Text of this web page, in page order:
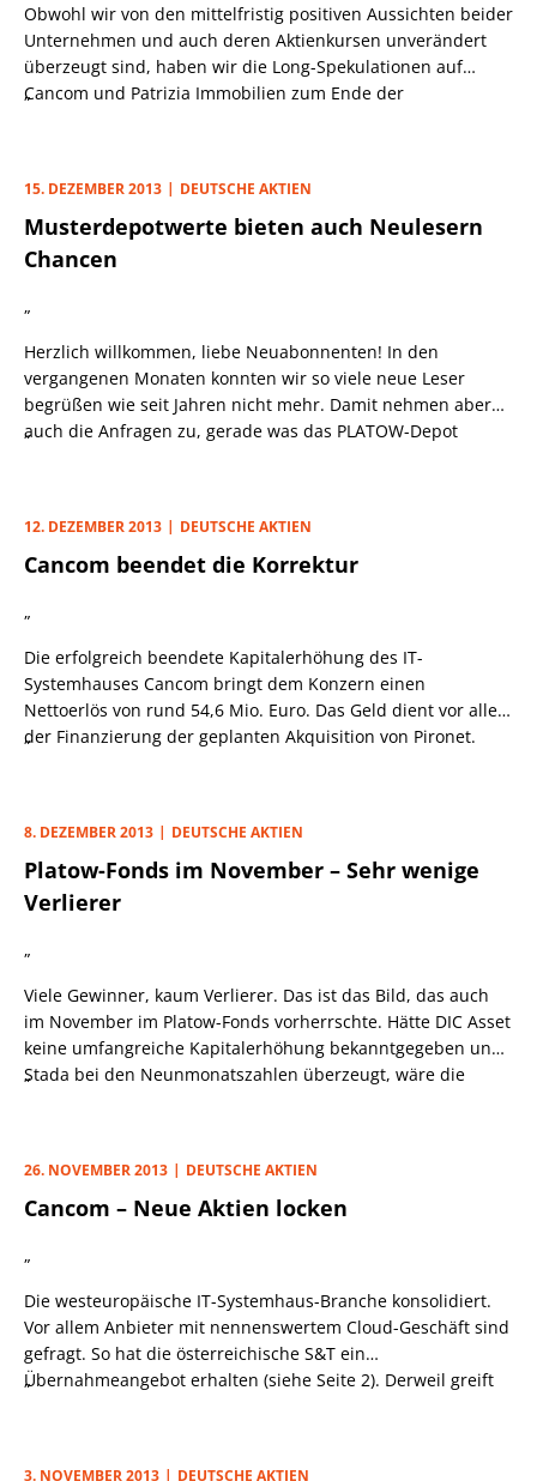
Obwohl wir von den mittelfristig positiven Aussichten beider
Unternehmen und auch deren Aktienkursen unverändert
überzeugt sind, haben wir die Long-Spekulationen auf
Cancom und Patrizia Immobilien zum Ende der
Belastungsfaktoren für die Aktienkurse beider
Gesellschaften eingeräumt hatten.
„
15. DEZEMBER 2013 DEUTSCHE AKTIEN
Musterdepotwerte bieten auch Neulesern
Chancen
„
Herzlich willkommen, liebe Neuabonnenten! In den
vergangenen Monaten konnten wir so viele neue Leser
begrüßen wie seit Jahren nicht mehr. Damit nehmen aber
auch die Anfragen zu, gerade was das PLATOW-Depot
zu spät ist.
„
12. DEZEMBER 2013 DEUTSCHE AKTIEN
Cancom beendet die Korrektur
„
Die erfolgreich beendete Kapitalerhöhung des IT-
Systemhauses Cancom bringt dem Konzern einen
Nettoerlös von rund 54,6 Mio. Euro. Das Geld dient vor allem
der Finanzierung der geplanten Akquisition von Pironet.
TecDAX-Unternehmen auch in den kommenden Quartalen
auf Wachstumskurs bleibt. Weil der Start ins Schlussquartal
nach positiven Q3-Zahlen ebenfalls „gut“ verlaufen ist,
bei Erlösen und Gewinnen zu erwarten, weshalb die
aktuelle Bewertung mit einem KGV von rund 18 für das
kommende Jahr auch nicht zu hoch ist.
„
8. DEZEMBER 2013 DEUTSCHE AKTIEN
Platow-Fonds im November – Sehr wenige
Verlierer
„
Viele Gewinner, kaum Verlierer. Das ist das Bild, das auch
im November im Platow-Fonds vorherrschte. Hätte DIC Asset
keine umfangreiche Kapitalerhöhung bekanntgegeben und
Stada bei den Neunmonatszahlen überzeugt, wäre die
rund 82%, im DAX bei 73%.
„
26. NOVEMBER 2013 DEUTSCHE AKTIEN
Cancom – Neue Aktien locken
„
Die westeuropäische IT-Systemhaus-Branche konsolidiert.
Vor allem Anbieter mit nennenswertem Cloud-Geschäft sind
gefragt. So hat die österreichische S&T ein
Übernahmeangebot erhalten (siehe Seite 2). Derweil greift
„
3. NOVEMBER 2013 DEUTSCHE AKTIEN